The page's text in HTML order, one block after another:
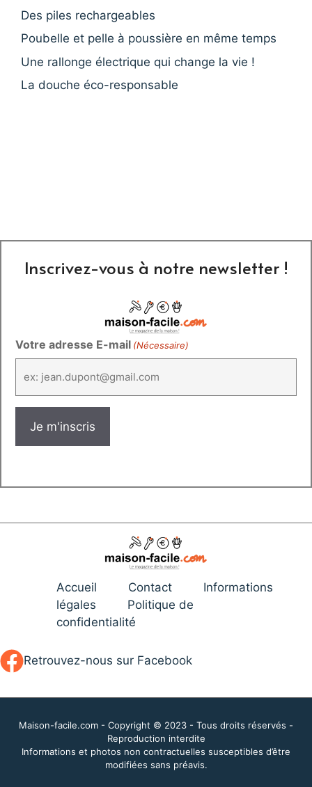
Des piles rechargeables
Poubelle et pelle à poussière en même temps
Une rallonge électrique qui change la vie !
La douche éco-responsable
Inscrivez-vous à notre newsletter !
Votre adresse E-mail (Nécessaire)
Accueil Contact
Informations
légales
Politique de
confidentialité
Retrouvez-nous sur Facebook
Maison-facile.com - Copyright © 2023 - Tous droits réservés -
Reproduction interdite
Informations et photos non contractuelles susceptibles d’être
modifiées sans préavis.